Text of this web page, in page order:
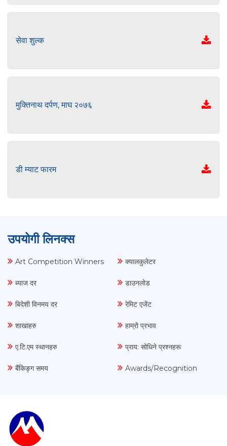
सेवा शुल्क
मुक्तिनाथ दर्पण, माघ २०७६
डी म्याट फारम
उपयोगी लिनक्स
Art Competition Winners
ब्याज दर
बिदेशी विनमय दर
शाखाहरु
ए.टि.एम स्थानहरु
बैंकिङ्ग समय
क्यालकुलेटर
डाउनलोड
रेमिट एजेंट
हाम्रो प्रभाव
प्राय: सोधिने प्रश्नहरू
Awards/Recognition